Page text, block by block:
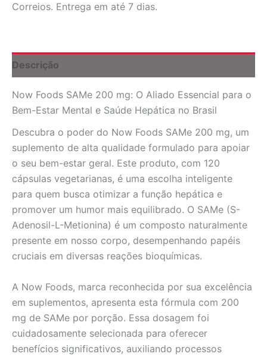
-
Suporte
ao
e
Função
no
Brasil
quantidade
Correios. Entrega em até 7 dias.
Descrição
Now Foods SAMe 200 mg: O Aliado Essencial para o
Bem-Estar Mental e Saúde Hepática no Brasil
Descubra o poder do Now Foods SAMe 200 mg, um
suplemento de alta qualidade formulado para apoiar
o seu bem-estar geral. Este produto, com 120
cápsulas vegetarianas, é uma escolha inteligente
para quem busca otimizar a função hepática e
promover um humor mais equilibrado. O SAMe (S-
Adenosil-L-Metionina) é um composto naturalmente
presente em nosso corpo, desempenhando papéis
cruciais em diversas reações bioquímicas.
A Now Foods, marca reconhecida por sua excelência
em suplementos, apresenta esta fórmula com 200
mg de SAMe por porção. Essa dosagem foi
cuidadosamente selecionada para oferecer
benefícios significativos, auxiliando processos